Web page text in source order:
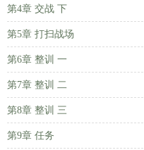
第4章 交战 下
第5章 打扫战场
第6章 整训 一
第7章 整训 二
第8章 整训 三
第9章 任务